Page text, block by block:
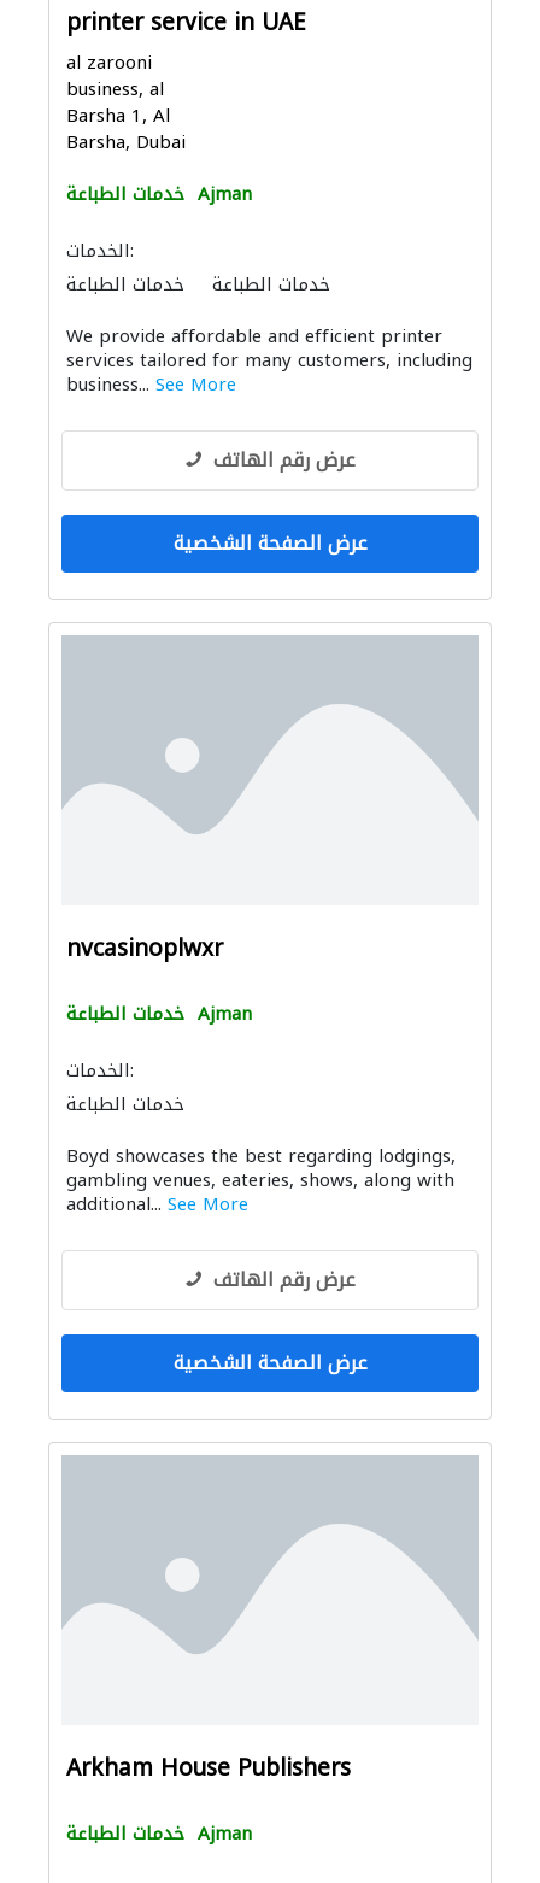
printer service in UAE
al zarooni
business, al
Barsha 1, Al
Barsha, Dubai
خدمات الطباعة Ajman
الخدمات:
خدمات الطباعة
خدمات الطباعة
We provide affordable and efficient printer
services tailored for many customers, including
business... See More
عرض رقم الهاتف
عرض الصفحة الشخصية
nvcasinoplwxr
خدمات الطباعة Ajman
الخدمات:
خدمات الطباعة
Boyd showcases the best regarding lodgings,
gambling venues, eateries, shows, along with
additional... See More
عرض رقم الهاتف
عرض الصفحة الشخصية
Arkham House Publishers
خدمات الطباعة Ajman